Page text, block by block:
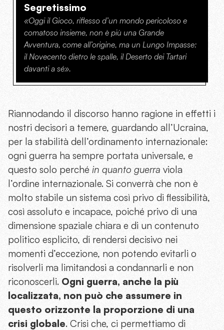
Segretissimo
«Oggi il Gioco, riflesso d’un mondo pericoloso e
comatoso insieme, non è più una Grande
Avventura, come all’origine, ma un Lungo Impasse:
il Novecento dietro le spalle, il Deserto dei Tartari
davanti a sé».
Riannodando il discorso hanno ragione in effetti i
nostri decisori a temere, guardando all’Ucraina,
per la stabilità dell’ordinamento internazionale:
ogni guerra ha sempre portata universale, e
questo solo perché in quanto guerra viola
l’ordine internazionale. Si converrà che non è
molto stabile un sistema così privo di flessibilità,
così assoluto e incapace, poiché privo di una
dimensione spaziale chiara e di un contenuto
politico esplicito, di rendersi decisivo nei
momenti d’eccezione, non potendo evitarli o
risolverli ma limitandosi a condannarli e non
riconoscerli. Ogni guerra, anche la più
localizzata, non può che assumere in
questo orizzonte la proporzione di una
crisi globale. Crisi che, ci permettiamo di